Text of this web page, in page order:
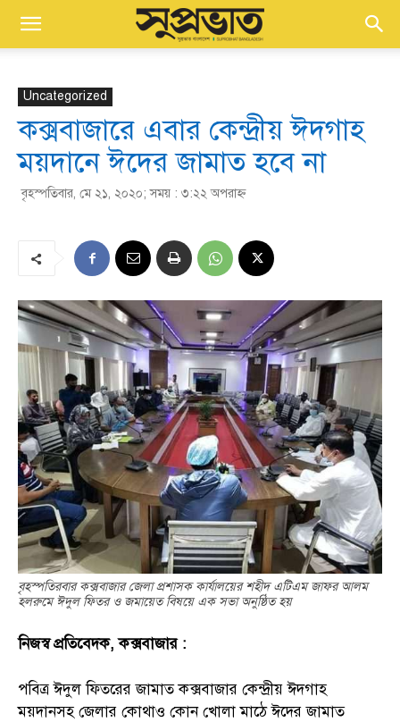
Uncategorized
কক্সবাজারে এবার কেন্দ্রীয় ঈদগাহ
ময়দানে ঈদের জামাত হবে না
বৃহস্পতিবার, মে ২১, ২০২০; সময় : ৩:২২ অপরাহ্ণ
বৃহস্পতিরবার কক্সবাজার জেলা প্রশাসক কার্যালয়ের শহীদ এটিএম জাফর আলম
হলরুমে ঈদুল ফিতর ও জমায়েত বিষয়ে এক সভা অনুষ্ঠিত হয়
নিজস্ব প্রতিবেদক, কক্সবাজার :
পবিত্র ঈদুল ফিতরের জামাত কক্সবাজার কেন্দ্রীয় ঈদগাহ
ময়দানসহ জেলার কোথাও কোন খোলা মাঠে ঈদের জামাত